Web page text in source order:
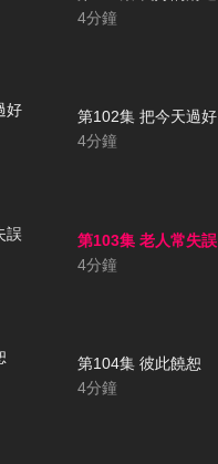
4分鐘
第102集 把今天過好
4分鐘
第103集 老人常失誤
4分鐘
第104集 彼此饒恕
4分鐘